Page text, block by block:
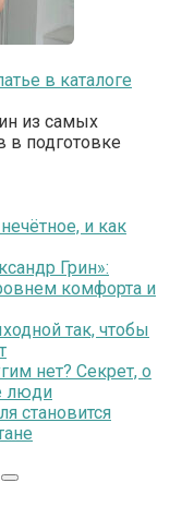
в каталоге
из самых
подготовке
и как
Грин»:
комфорта и
так, чтобы
нет? Секрет, о
люди
становится